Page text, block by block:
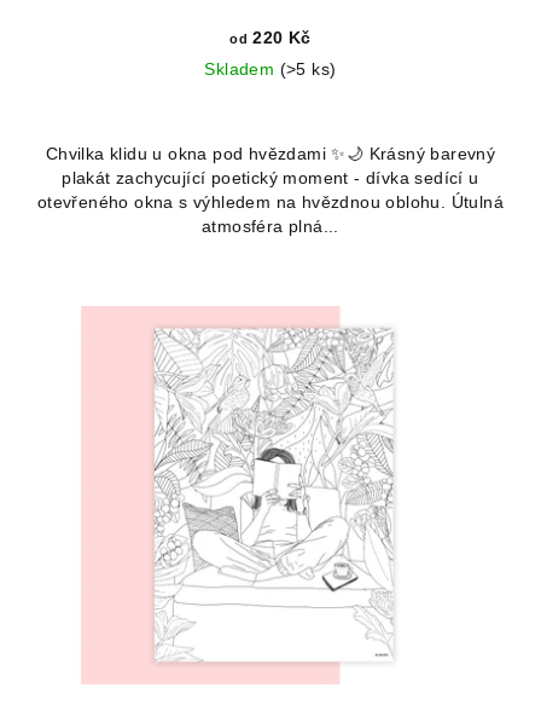
od 220 Kč
Skladem (>5 ks)
Chvilka klidu u okna pod hvězdami ✨🌙 Krásný barevný
plakát zachycující poetický moment - dívka sedící u
otevřeného okna s výhledem na hvězdnou oblohu. Útulná
atmosféra plná...